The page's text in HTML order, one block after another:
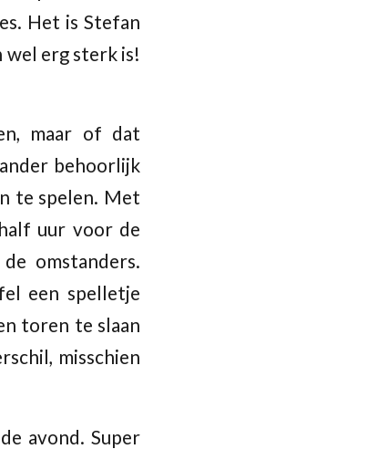
Het is Stefan
wel erg sterk is!
maar of dat
behoorlijk
te spelen. Met
uur voor de
omstanders.
een spelletje
toren te slaan
misschien
avond. Super